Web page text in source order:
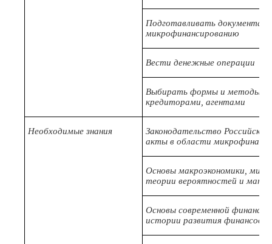
Подготавливать
микрофинансированию
Вести денежные операции
Выбирать формы и методы
кредиторами, агентами
Необходимые знания
Законодательство
акты в области
Основы макроэкономики,
теории вероятностей и
Основы современной
истории развития